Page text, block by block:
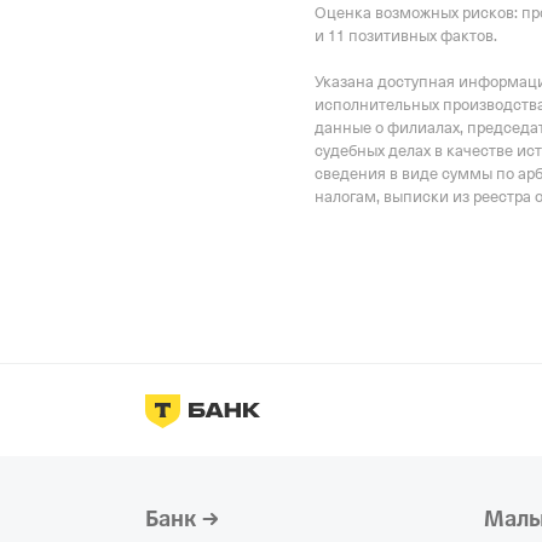
Оценка возможных рисков:
и 11 позитивных фактов.
Указана доступная
исполнительных
данные о филиалах,
судебных делах в качестве
сведения в виде суммы по
налогам, выписки из реестра
Банк